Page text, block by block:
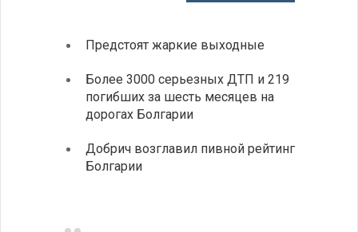
Предстоят жаркие выходные
Более 3000 серьезных ДТП и 219
погибших за шесть месяцев на
дорогах Болгарии
Добрич возглавил пивной рейтинг
Болгарии